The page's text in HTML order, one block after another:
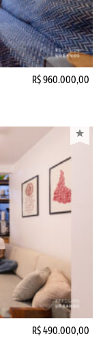
R$ 960.000,00
R$ 490.000,00